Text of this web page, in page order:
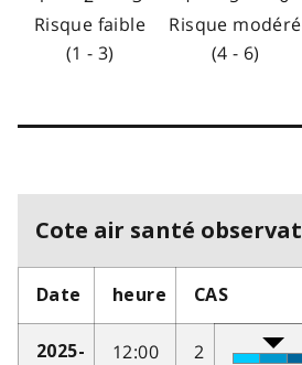
Risque faible
(1 - 3)
Risque modéré
(4 - 6)
Cote air santé
Date heure CAS
2025-
12:00
2